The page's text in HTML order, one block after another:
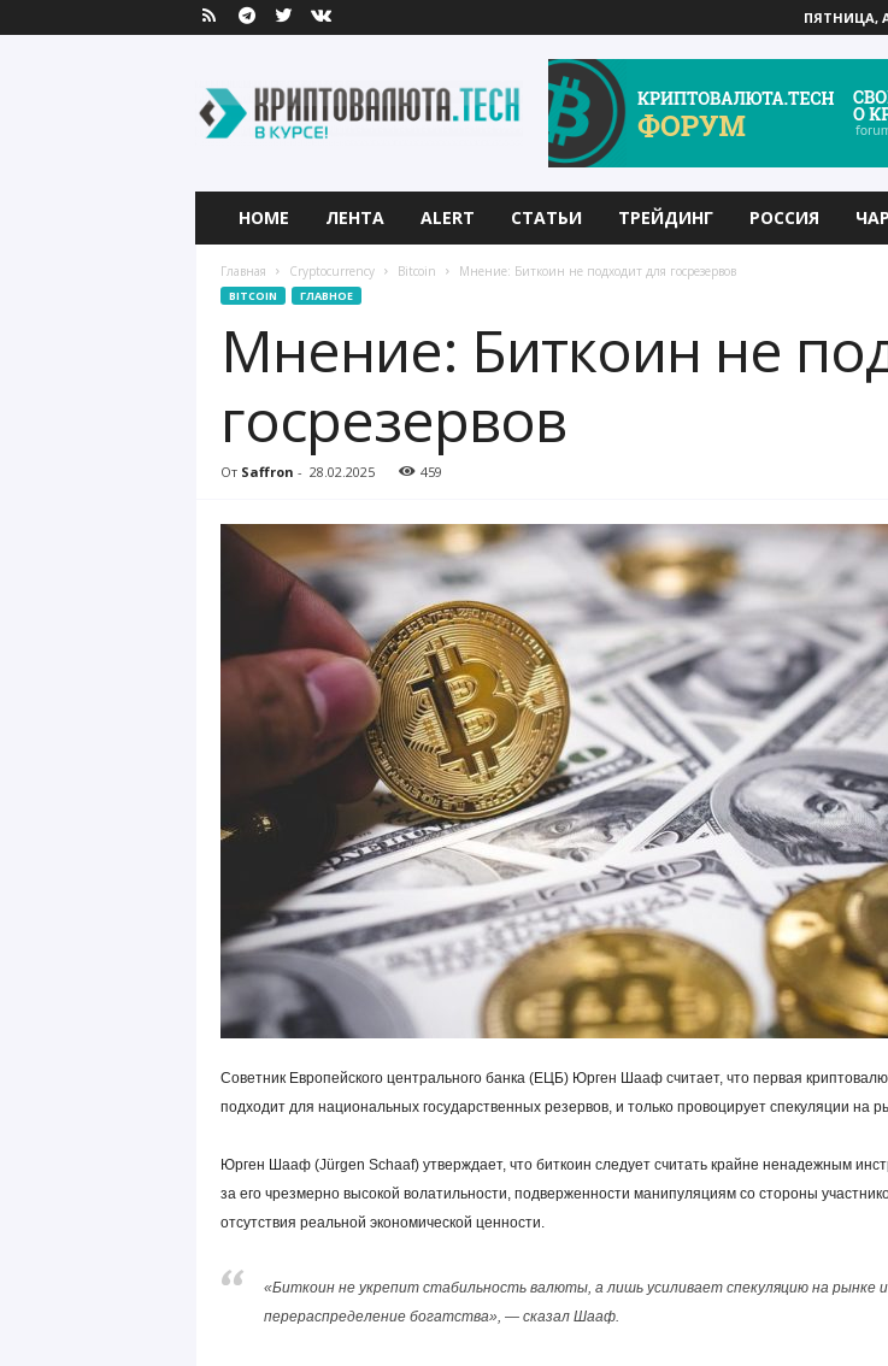
ПЯТНИЦА,
и
HOME ЛЕНТА ALERT СТАТЬИ ТРЕЙДИНГ РОССИЯ
Главная Cryptocurrency Bitcoin Мнение: Биткоин не подходит для госрезервов
BITCOIN ГЛАВНОЕ
Мнение: Биткоин не
госрезервов
От Saffron - 28.02.2025 459
Советник Европейского центрального банка (ЕЦБ) Юрген Шааф считает, что первая
подходит для национальных государственных резервов, и только провоцирует спекуляции на
Юрген Шааф (Jürgen Schaaf) утверждает, что биткоин следует считать крайне ненадежным
за его чрезмерно высокой волатильности, подверженности манипуляциям со стороны
отсутствия реальной экономической ценности.
«Биткоин не укрепит стабильность валюты, а лишь усиливает спекуляцию на рынке и
перераспределение богатства», — сказал Шааф.